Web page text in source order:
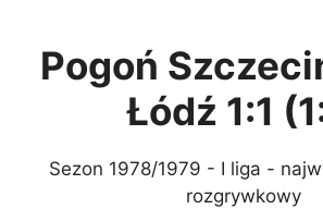
Pogoń
Łódź 1:1
Sezon 1978/1979 - I liga -
rozgrywkowy